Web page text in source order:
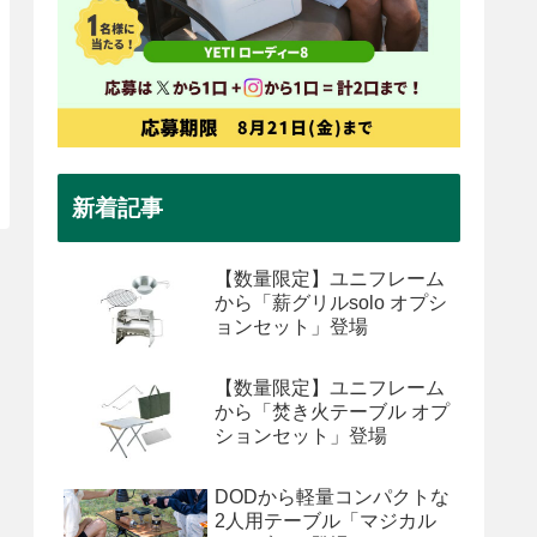
新着記事
【数量限定】ユニフレーム
から「薪グリルsolo オプシ
ョンセット」登場
【数量限定】ユニフレーム
から「焚き火テーブル オプ
ションセット」登場
DODから軽量コンパクトな
2人用テーブル「マジカル